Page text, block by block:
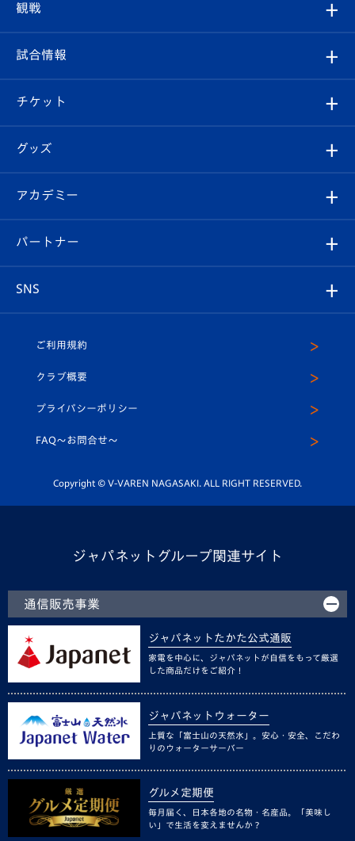
クラブ
試合情報
チケット
イベント
メディア
ホームタウン
クラブ概要
エンブレム紹介
スタッフプロフィール
マスコット紹介
平和祈念活動
ホームタウン活動
観戦
観戦ルール
はじめての観戦ガイド
Revive Team
ヴィヴィくんの長崎おもてなしガイド
試合情報
試合日程/結果
フォトギャラリー
スタジアムグルメ
チケット
チケット
V-LOVERS（ファンクラブ）
プレイヤーズスイート
グッズ
オンラインショップ
店舗情報
アカデミー
育成からのお知らせ
U-18
スクール
パートナー
SNS
ヴィヴィくんインスタグラム
公式LINE＠
ご利用規約
クラブ概要
プライバシーポリシー
FAQ〜お問合せ〜
Copyright © V-VAREN NAGASAKI. ALL RIGHT RESERVED.
ジャパネットグループ関連サイト
通信販売事業
ジャパネットたかた公式通販
家電を中心に、ジャパネットが自信をもって厳選
した商品だけをご紹介！
ジャパネットウォーター
上質な「富士山の天然水」。安心・安全、こだわ
りのウォーターサーバー
グルメ定期便
毎月届く、日本各地の名物・名産品。「美味し
い」で生活を変えませんか？